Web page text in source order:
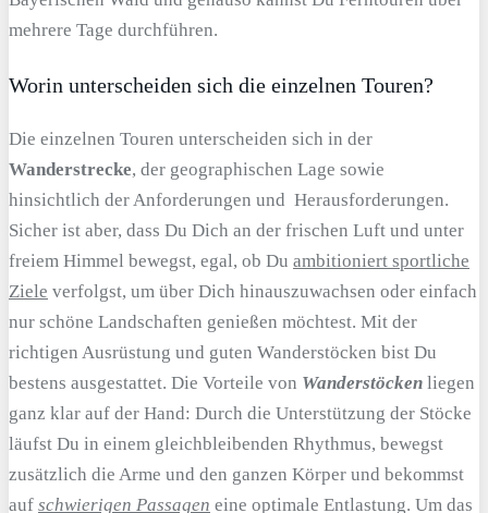
mehrere Tage durchführen.
Worin unterscheiden sich die einzelnen Touren?
Die einzelnen Touren unterscheiden sich in der
Wanderstrecke, der geographischen Lage sowie
hinsichtlich der Anforderungen und Herausforderungen.
Sicher ist aber, dass Du Dich an der frischen Luft und unter
freiem Himmel bewegst, egal, ob Du ambitioniert sportliche
Ziele verfolgst, um über Dich hinauszuwachsen oder einfach
nur schöne Landschaften genießen möchtest. Mit der
richtigen Ausrüstung und guten Wanderstöcken bist Du
bestens ausgestattet. Die Vorteile von Wanderstöcken liegen
ganz klar auf der Hand: Durch die Unterstützung der Stöcke
läufst Du in einem gleichbleibenden Rhythmus, bewegst
zusätzlich die Arme und den ganzen Körper und bekommst
auf schwierigen Passagen eine optimale Entlastung. Um das